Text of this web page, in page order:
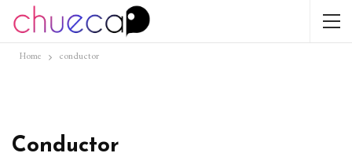
Home conductor
Conductor